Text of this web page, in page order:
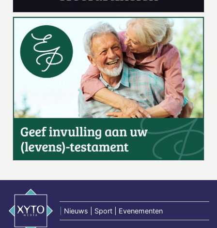
Nieuws | Sport | Evenementen